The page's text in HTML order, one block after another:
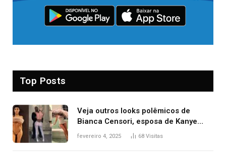
Top Posts
Veja outros looks polêmicos de
Bianca Censori, esposa de Kanye
West que apareceu nua no Grammy
fevereiro 4, 2025 68 Visitas